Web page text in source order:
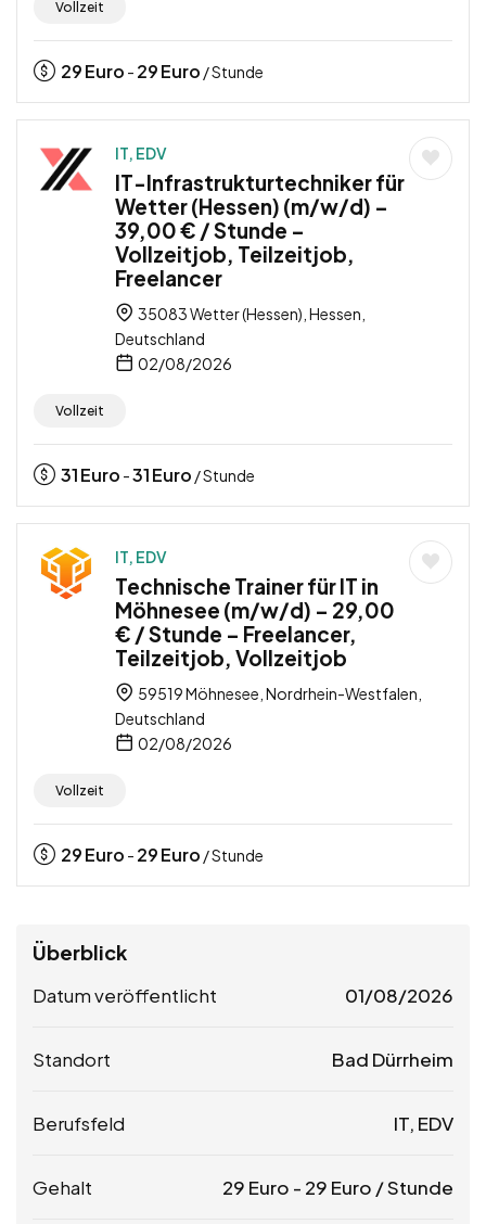
Vollzeit
29Euro - 29Euro / Stunde
IT, EDV
IT-Infrastrukturtechniker für
Wetter (Hessen) (m/w/d) –
39,00 € / Stunde –
Vollzeitjob, Teilzeitjob,
Freelancer
35083 Wetter (Hessen), Hessen,
Deutschland
02/08/2026
Vollzeit
31Euro -31Euro / Stunde
IT, EDV
Technische Trainer für IT in
Möhnesee (m/w/d) – 29,00
€ / Stunde – Freelancer,
Teilzeitjob, Vollzeitjob
59519 Möhnesee, Nordrhein-Westfalen,
Deutschland
02/08/2026
Vollzeit
29Euro - 29Euro / Stunde
Überblick
Datum veröffentlicht 01/08/2026
Standort Bad Dürrheim
Berufsfeld IT, EDV
Gehalt 29 Euro - 29 Euro / Stunde